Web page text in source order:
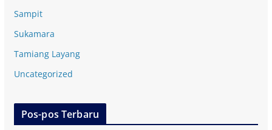
Sampit
Sukamara
Tamiang Layang
Uncategorized
Pos-pos Terbaru